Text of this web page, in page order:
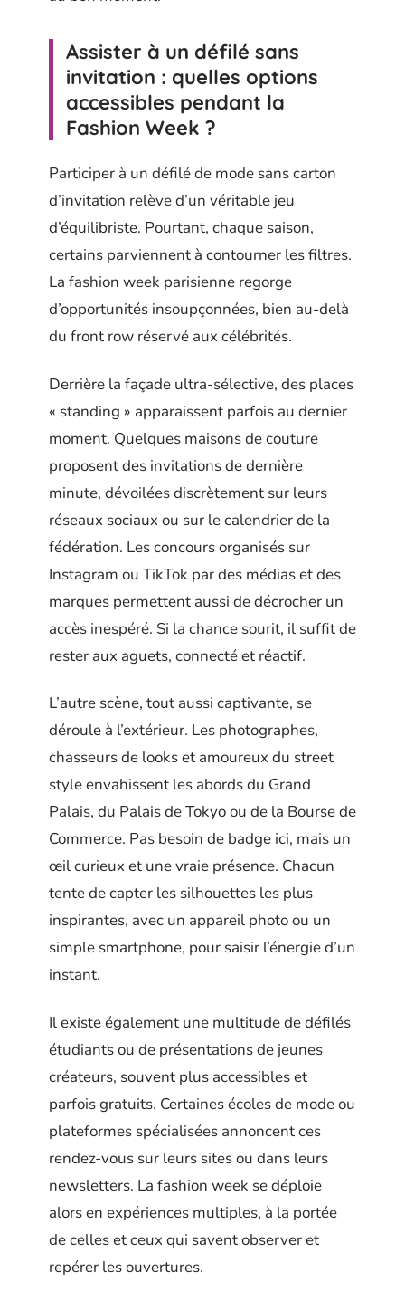
Assister à un défilé sans
invitation : quelles options
accessibles pendant la
Fashion Week ?
Participer à un défilé de mode sans carton
d’invitation relève d’un véritable jeu
d’équilibriste. Pourtant, chaque saison,
certains parviennent à contourner les filtres.
La fashion week parisienne regorge
d’opportunités insoupçonnées, bien au-delà
du front row réservé aux célébrités.
Derrière la façade ultra-sélective, des places
« standing » apparaissent parfois au dernier
moment. Quelques maisons de couture
proposent des invitations de dernière
minute, dévoilées discrètement sur leurs
réseaux sociaux ou sur le calendrier de la
fédération. Les concours organisés sur
Instagram ou TikTok par des médias et des
marques permettent aussi de décrocher un
accès inespéré. Si la chance sourit, il suffit de
rester aux aguets, connecté et réactif.
L’autre scène, tout aussi captivante, se
déroule à l’extérieur. Les photographes,
chasseurs de looks et amoureux du street
style envahissent les abords du Grand
Palais, du Palais de Tokyo ou de la Bourse de
Commerce. Pas besoin de badge ici, mais un
œil curieux et une vraie présence. Chacun
tente de capter les silhouettes les plus
inspirantes, avec un appareil photo ou un
simple smartphone, pour saisir l’énergie d’un
instant.
Il existe également une multitude de défilés
étudiants ou de présentations de jeunes
créateurs, souvent plus accessibles et
parfois gratuits. Certaines écoles de mode ou
plateformes spécialisées annoncent ces
rendez-vous sur leurs sites ou dans leurs
newsletters. La fashion week se déploie
alors en expériences multiples, à la portée
de celles et ceux qui savent observer et
repérer les ouvertures.